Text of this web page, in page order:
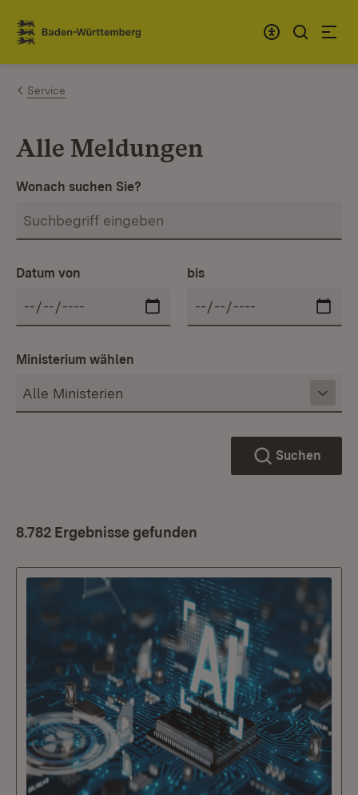
Zum Inhalt springen
Link zur Startseite
Service
Alle Meldungen
Wonach suchen Sie?
Datum von bis
Ministerium wählen
Suchen
8.782 Ergebnisse gefunden